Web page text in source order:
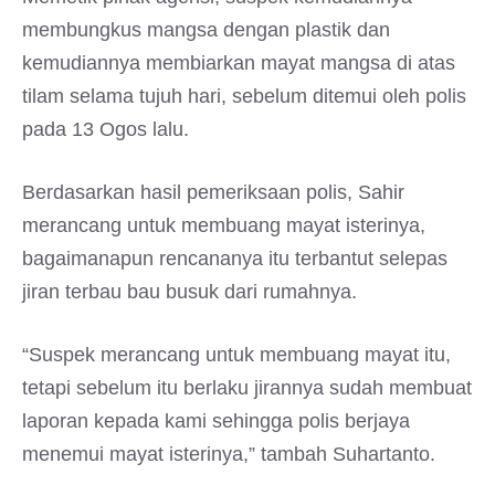
membungkus mangsa dengan plastik dan
kemudiannya membiarkan mayat mangsa di atas
tilam selama tujuh hari, sebelum ditemui oleh polis
pada 13 Ogos lalu.
Berdasarkan hasil pemeriksaan polis, Sahir
merancang untuk membuang mayat isterinya,
bagaimanapun rencananya itu terbantut selepas
jiran terbau bau busuk dari rumahnya.
“Suspek merancang untuk membuang mayat itu,
tetapi sebelum itu berlaku jirannya sudah membuat
laporan kepada kami sehingga polis berjaya
menemui mayat isterinya,” tambah Suhartanto.